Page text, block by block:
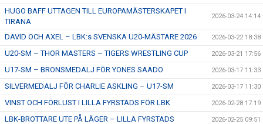
HUGO BAFF UTTAGEN TILL EUROPAMÄSTERSKAPET I
TIRANA
2026-03-24 14:14
DAVID OCH AXEL – LBK:s SVENSKA U20-MÄSTARE 2026 2026-03-22 18:38
U20-SM – THOR MASTERS – TIGERS WRESTLING CUP 2026-03-21 17:56
U17-SM – BRONSMEDALJ FÖR YONES SAADO 2026-03-17 11:33
SILVERMEDALJ FÖR CHARLIE ASKLING – U17-SM 2026-03-17 11:30
VINST OCH FÖRLUST I LILLA FYRSTADS FÖR LBK 2026-02-28 17:19
LBK-BROTTARE UTE PÅ LÄGER – LILLA FYRSTADS 2026-02-25 09:51